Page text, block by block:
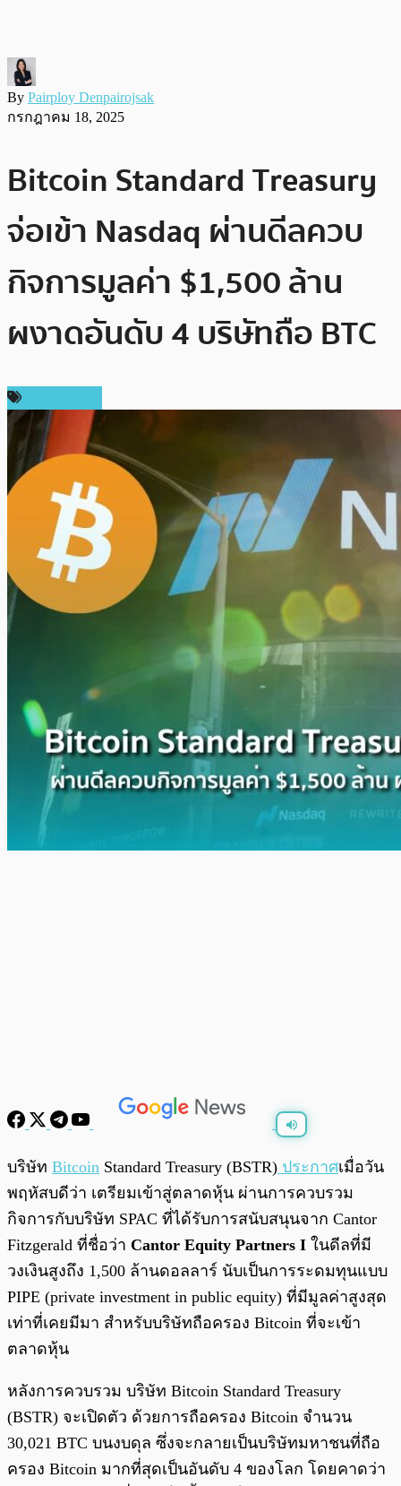
By Pairploy Denpairojsak
กรกฎาคม 18, 2025
Bitcoin Standard Treasury
จ่อเข้า Nasdaq ผ่านดีลควบ
กิจการมูลค่า $1,500 ล้าน
ผงาดอันดับ 4 บริษัทถือ BTC
0:00
บริษัท Bitcoin Standard Treasury (BSTR) ประกาศเมื่อวัน
พฤหัสบดีว่า เตรียมเข้าสู่ตลาดหุ้น ผ่านการควบรวม
กิจการกับบริษัท SPAC ที่ได้รับการสนับสนุนจาก Cantor
Fitzgerald ที่ชื่อว่า Cantor Equity Partners I ในดีลที่มี
วงเงินสูงถึง 1,500 ล้านดอลลาร์ นับเป็นการระดมทุนแบบ
PIPE (private investment in public equity) ที่มีมูลค่าสูงสุด
เท่าที่เคยมีมา สำหรับบริษัทถือครอง Bitcoin ที่จะเข้า
ตลาดหุ้น
หลังการควบรวม บริษัท Bitcoin Standard Treasury
(BSTR) จะเปิดตัว ด้วยการถือครอง Bitcoin จำนวน
30,021 BTC บนงบดุล ซึ่งจะกลายเป็นบริษัทมหาชนที่ถือ
ครอง Bitcoin มากที่สุดเป็นอันดับ 4 ของโลก โดยคาดว่า